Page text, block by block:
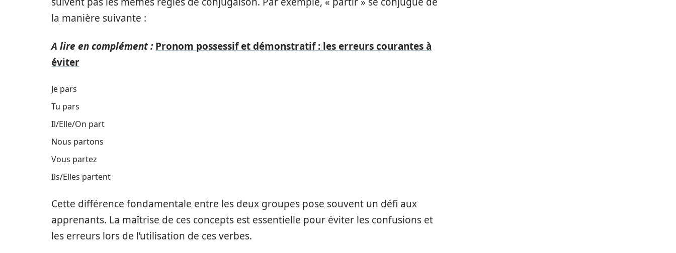
la manière suivante :
A lire en complément : Pronom possessif et démonstratif : les erreurs courantes à
éviter
Je pars
Tu pars
Il/Elle/On part
Nous partons
Vous partez
Ils/Elles partent
Cette différence fondamentale entre les deux groupes pose souvent un défi aux
apprenants. La maîtrise de ces concepts est essentielle pour éviter les confusions et
les erreurs lors de l’utilisation de ces verbes.